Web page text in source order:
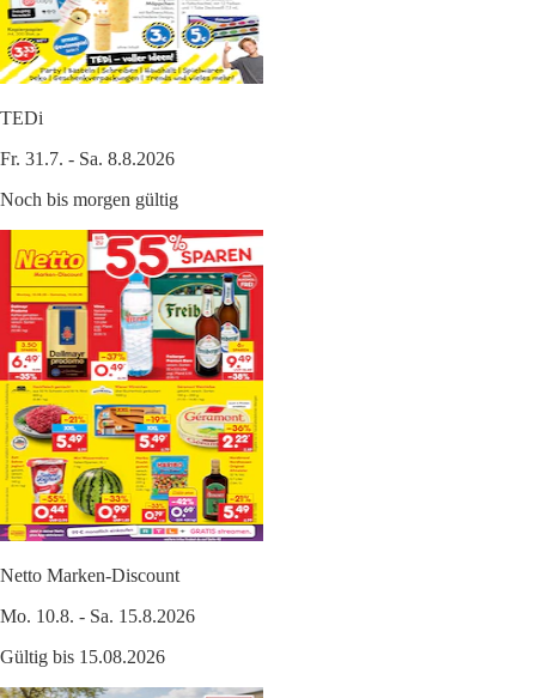
TEDi
Fr. 31.7. - Sa. 8.8.2026
Noch bis morgen gültig
Netto Marken-Discount
Mo. 10.8. - Sa. 15.8.2026
Gültig bis 15.08.2026